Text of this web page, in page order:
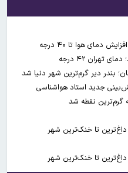
دمای هوا تا ۴۰ درجه
تهران ۴۲ درجه
جدید استاد هواشناسی
داغ‌ترین تا خنک‌ترین شهر
داغ‌ترین تا خنک‌ترین شهر